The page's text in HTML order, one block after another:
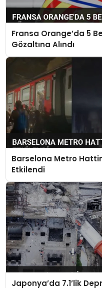
Fransa Orange’da 5
Gözaltına Alındı
Barselona Metro
Etkilendi
Japonya’da 7.1’lik